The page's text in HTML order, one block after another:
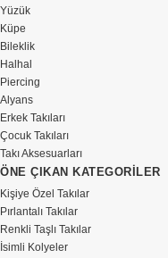
Yüzük
Küpe
Bileklik
Halhal
Piercing
Alyans
Erkek Takıları
Çocuk Takıları
Takı Aksesuarları
ÖNE ÇIKAN KATEGORİLER
Kişiye Özel Takılar
Pırlantalı Takılar
Renkli Taşlı Takılar
İsimli Kolyeler